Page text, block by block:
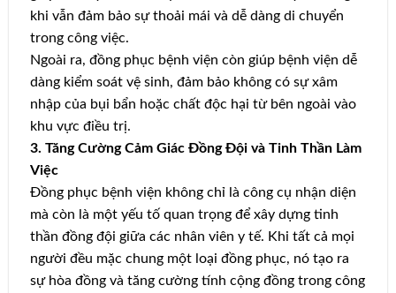
khi vẫn đảm bảo sự thoải mái và dễ dàng di chuyển
trong công việc.
Ngoài ra, đồng phục bệnh viện còn giúp bệnh viện dễ
dàng kiểm soát vệ sinh, đảm bảo không có sự xâm
nhập của bụi bẩn hoặc chất độc hại từ bên ngoài vào
khu vực điều trị.
3. Tăng Cường Cảm Giác Đồng Đội và Tinh Thần Làm
Việc
Đồng phục bệnh viện không chỉ là công cụ nhận diện
mà còn là một yếu tố quan trọng để xây dựng tinh
thần đồng đội giữa các nhân viên y tế. Khi tất cả mọi
người đều mặc chung một loại đồng phục, nó tạo ra
sự hòa đồng và tăng cường tính cộng đồng trong công